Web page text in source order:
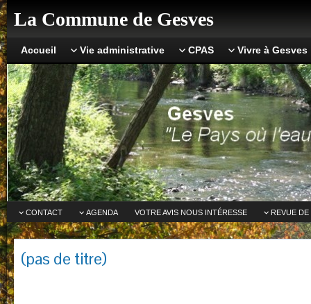
La Commune de Gesves
Accueil Vie administrative CPAS Vivre à Gesves
CONTACT AGENDA VOTRE AVIS NOUS INTÉRESSE REVUE DE
(pas de titre)